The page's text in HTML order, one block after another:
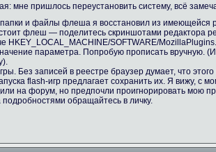
мне пришлось переустановить систему, всё
и файлы флеша я восстановил из имеющейся
флеш — поделитесь скриншотами редактора
HKEY_LOCAL_MACHINE/SOFTWARE/
параметра. Попробую прописать вручную.
Без записей в реестре браузер думает, что этого
flash-игр предлагает сохранить их. Я вижу, с
на форум, но предпочли проигнорировать мою
обращайтесь в личку.